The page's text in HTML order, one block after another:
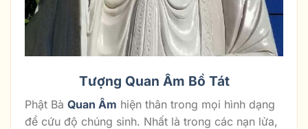
Tượng Quan Âm Bồ Tát
Phật Bà Quan Âm hiện thân trong mọi hình dạng
để cứu độ chúng sinh. Nhất là trong các nạn lửa,